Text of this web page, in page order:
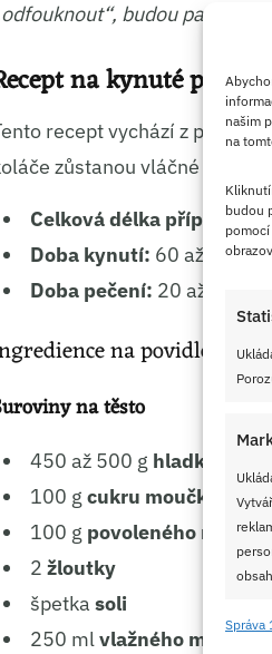
našim
na
budou
Správa
budou pak po
na kynuté
recept vychází z
zůstanou vláčné a
Celková délka přípravy:
Doba kynutí: 60 až 90
Doba pečení: 20 až 25
na povidlové
na těsto
450 až 500 g hladké mouky
100 g cukru moučka
100 g povoleného másla
2 žloutky
špetka soli
250 mlvlažného mléka